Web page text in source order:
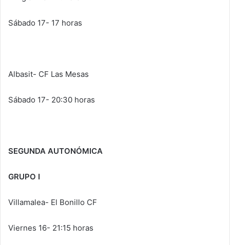
Sábado 17- 17 horas
Albasit- CF Las Mesas
Sábado 17- 20:30 horas
SEGUNDA AUTONÓMICA
GRUPO I
Villamalea- El Bonillo CF
Viernes 16- 21:15 horas